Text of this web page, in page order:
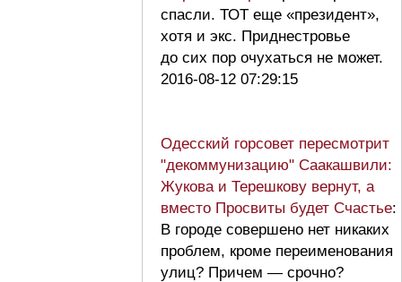
спасли. ТОТ еще «президент»,
хотя и экс. Приднестровье
до сих пор очухаться не может.
2016-08-12 07:29:15
Одесский горсовет пересмотрит
"декоммунизацию" Саакашвили:
Жукова и Терешкову вернут, а
вместо Просвиты будет Счастье:
В городе совершено нет никаких
проблем, кроме переименования
улиц? Причем — срочно?